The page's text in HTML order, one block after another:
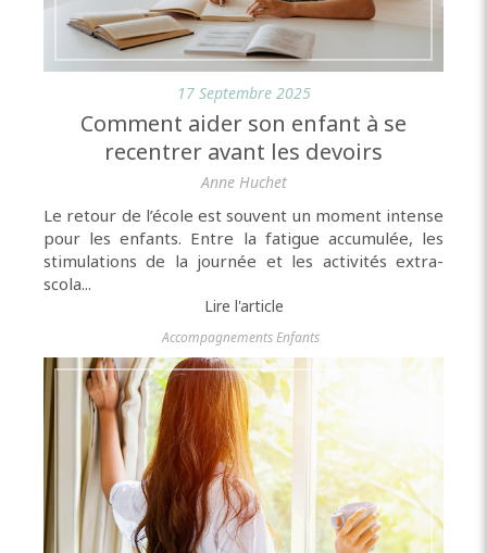
17 Septembre 2025
Comment aider son enfant à se
recentrer avant les devoirs
Anne Huchet
Le retour de l’école est souvent un moment intense
pour les enfants. Entre la fatigue accumulée, les
stimulations de la journée et les activités extra-
scola...
Lire l'article
Accompagnements Enfants